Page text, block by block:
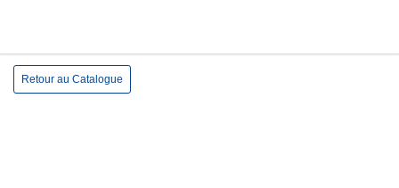
Retour au Catalogue